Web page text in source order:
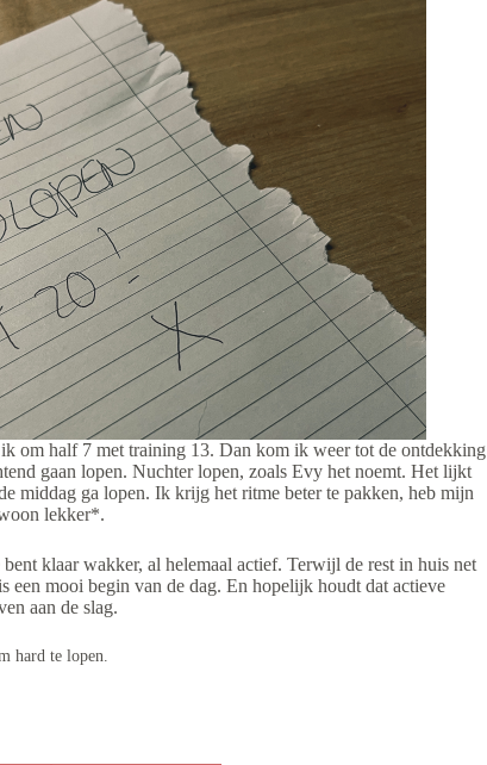
om half 7 met training 13. Dan kom ik weer tot de ontdekking
gaan lopen. Nuchter lopen, zoals Evy het noemt. Het lijkt
middag ga lopen. Ik krijg het ritme beter te pakken, heb mijn
lekker*.
klaar wakker, al helemaal actief. Terwijl de rest in huis net
een mooi begin van de dag. En hopelijk houdt dat actieve
aan de slag.
hard te lopen.